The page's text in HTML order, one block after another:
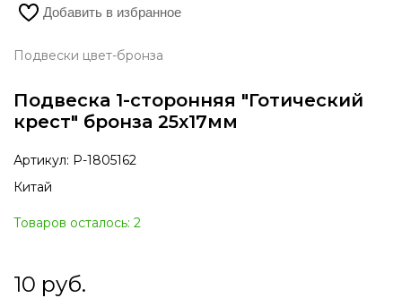
Добавить в избранное
Подвески цвет-бронза
Подвеска 1-сторонняя "Готический
крест" бронза 25х17мм
Артикул: Р-1805162
Китай
Товаров осталось: 2
10 руб.